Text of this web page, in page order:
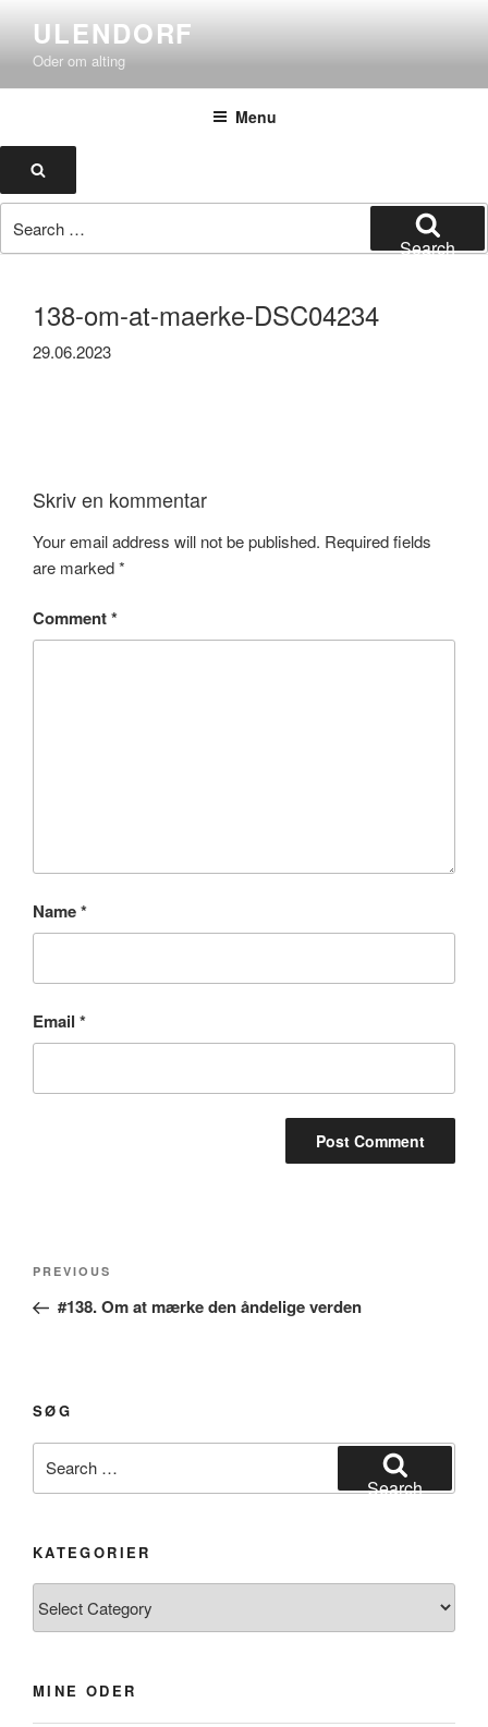
content
ULENDORF
Oder om alting
Menu
for:
Search
138-om-at-maerke-DSC04234
29.06.2023
Skriv en kommentar
Your email address will not be published. Required fields
are marked*
Comment*
Name*
Email *
Post
Previous
Post
PREVIOUS
#138. Om at mærke den åndelige verden
SØG
for:
Search
KATEGORIER
MINE ODER